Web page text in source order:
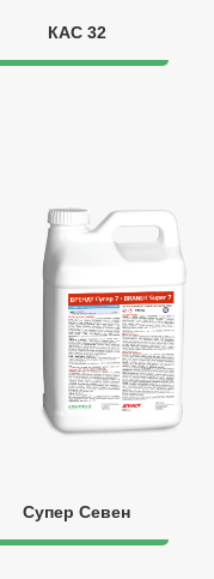
КАС 32
Супер Севен